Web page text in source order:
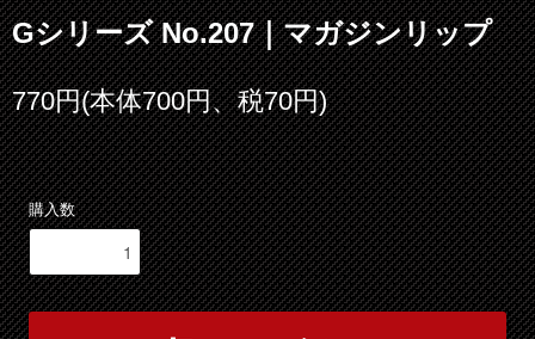
Gシリーズ No.207｜マガジンリップ
770円(本体700円、税70円)
購入数